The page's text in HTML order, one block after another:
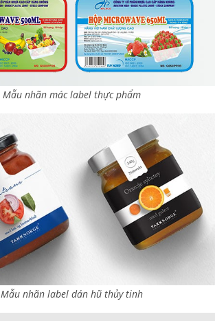
Mẫu nhãn mác label thực phẩm
Mẫu nhãn label dán hũ thủy tinh